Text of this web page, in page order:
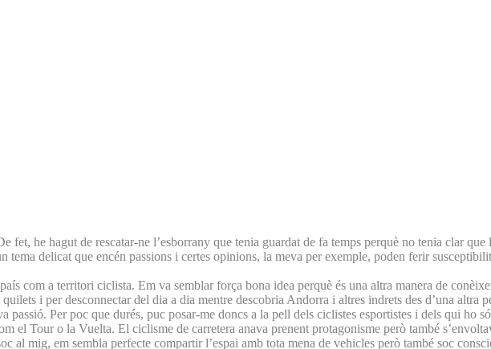
fet, he hagut de rescatar-ne l’esborrany que tenia guardat de fa temps perquè no tenia clar
tema delicat que encén passions i certes opinions, la meva per exemple, poden ferir
com a territori ciclista. Em va semblar força bona idea perquè és una altra manera de
i per desconnectar del dia a dia mentre descobria Andorra i altres indrets des d’una altra
Per poc que durés, puc posar-me doncs a la pell dels ciclistes esportistes i dels qui ho
el Tour o la Vuelta. El ciclisme de carretera anava prenent protagonisme però també
al mig, em sembla perfecte compartir l’espai amb tota mena de vehicles però també soc